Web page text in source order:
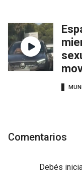
Comentarios
Debés